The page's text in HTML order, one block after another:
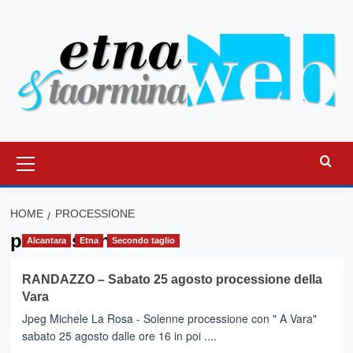
principale
HOME PROCESSIONE
processione
Alcantara Etna Secondo taglio
RANDAZZO – Sabato 25 agosto processione della
Vara
Jpeg Michele La Rosa - Solenne processione con " A Vara"
sabato 25 agosto dalle ore 16 in poi ....